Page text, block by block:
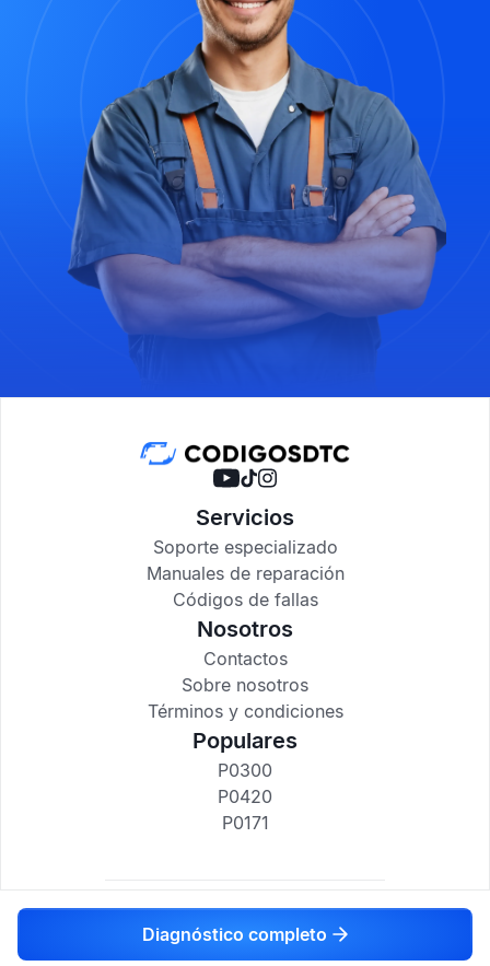
Diagnóstico completo
Servicios
Soporte especializado
Manuales de reparación
Códigos de fallas
Nosotros
Contactos
Sobre nosotros
Términos y condiciones
Populares
P0300
P0420
P0171
codigosdtc.com © 2017-2025